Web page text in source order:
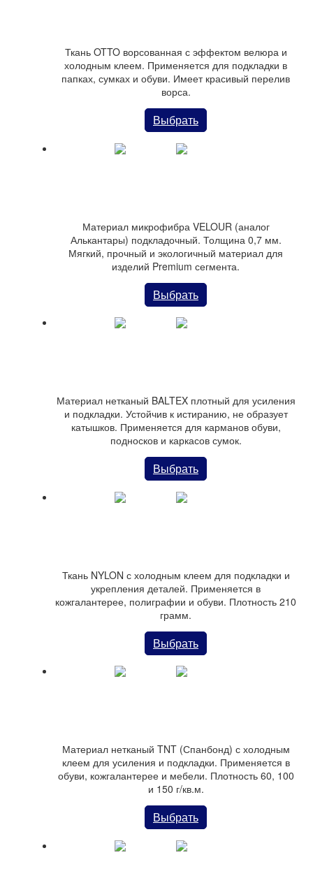
Ткань OTTO ворсованная с эффектом велюра и
холодным клеем. Применяется для подкладки в
папках, сумках и обуви. Имеет красивый перелив
ворса.
Выбрать
Материал микрофибра VELOUR (аналог
Алькантары) подкладочный. Толщина 0,7 мм.
Мягкий, прочный и экологичный материал для
изделий Premium сегмента.
Выбрать
Материал нетканый BALTEX плотный для усиления
и подкладки. Устойчив к истиранию, не образует
катышков. Применяется для карманов обуви,
подносков и каркасов сумок.
Выбрать
Ткань NYLON с холодным клеем для подкладки и
укрепления деталей. Применяется в
кожгалантерее, полиграфии и обуви. Плотность 210
грамм.
Выбрать
Материал нетканый TNT (Спанбонд) с холодным
клеем для усиления и подкладки. Применяется в
обуви, кожгалантерее и мебели. Плотность 60, 100
и 150 г/кв.м.
Выбрать